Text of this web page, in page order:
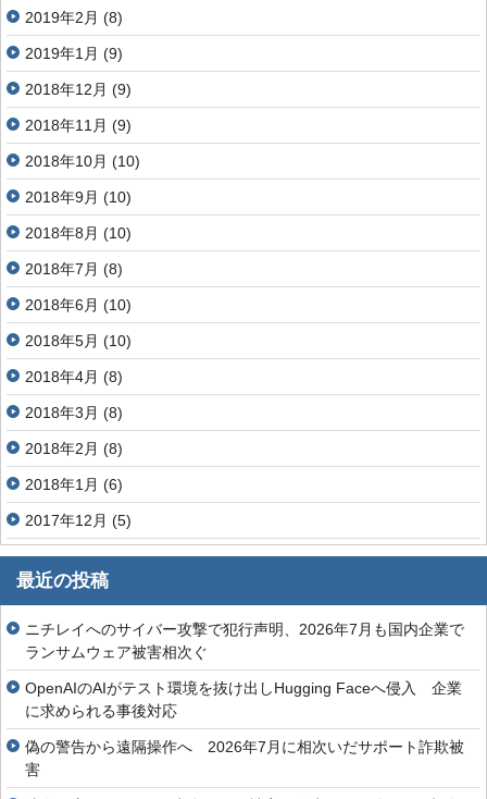
2019年2月 (8)
2019年1月 (9)
2018年12月 (9)
2018年11月 (9)
2018年10月 (10)
2018年9月 (10)
2018年8月 (10)
2018年7月 (8)
2018年6月 (10)
2018年5月 (10)
2018年4月 (8)
2018年3月 (8)
2018年2月 (8)
2018年1月 (6)
2017年12月 (5)
最近の投稿
ニチレイへのサイバー攻撃で犯行声明、2026年7月も国内企業で
ランサムウェア被害相次ぐ
OpenAIのAIがテスト環境を抜け出しHugging Faceへ侵入 企業
に求められる事後対応
偽の警告から遠隔操作へ 2026年7月に相次いだサポート詐欺被
害